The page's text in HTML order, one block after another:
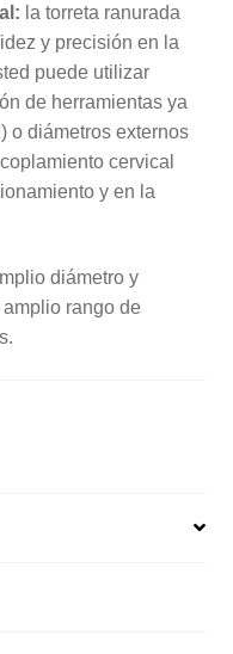
la torreta ranurada
y precisión en la
puede utilizar
de herramientas ya
o diámetros externos
cervical
y en la
diámetro y
rango de